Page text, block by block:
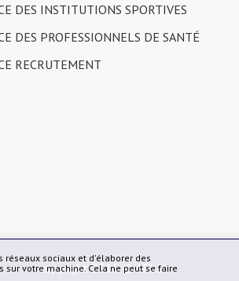
réseaux sociaux et d'élaborer des
votre machine. Cela ne peut se faire
DES INSTITUTIONS SPORTIVES
DES PROFESSIONNELS DE SANTÉ
RECRUTEMENT
copyright 2015 © AFLD